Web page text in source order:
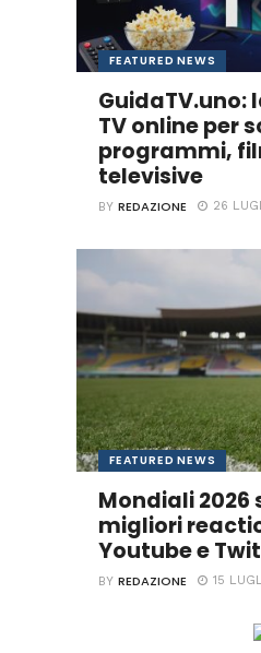
FEATURED NEWS
GuidaTV.uno:
TV online per
programmi,
televisive
BYREDAZIONE 26
FEATURED NEWS
Mondiali 2026
migliori
Youtube e
BYREDAZIONE 15